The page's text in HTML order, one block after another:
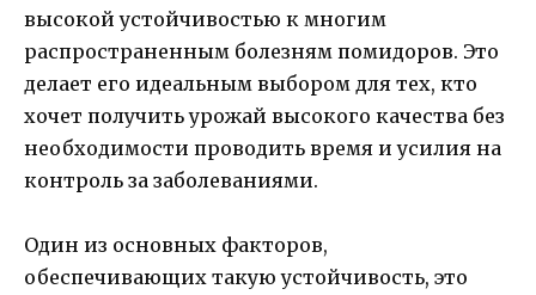
высокой устойчивостью к многим
распространенным болезням помидоров. Это
делает его идеальным выбором для тех, кто
хочет получить урожай высокого качества без
необходимости проводить время и усилия на
контроль за заболеваниями.
Один из основных факторов,
обеспечивающих такую устойчивость, это